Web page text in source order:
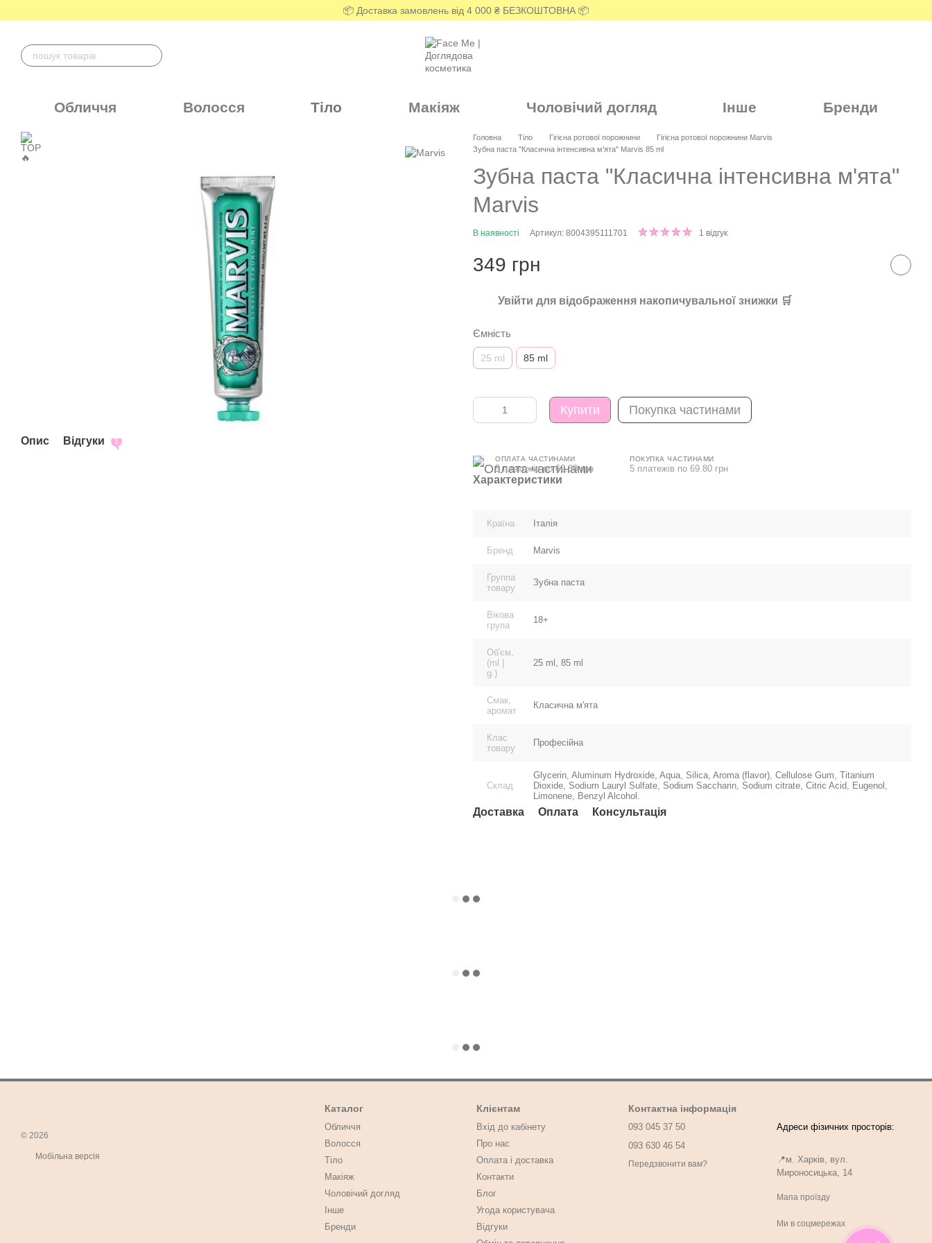
📦 Доставка замовлень від 4 000 ₴ БЕЗКОШТОВНА 📦
Обличчя Волосся Тіло Макіяж Чоловічий догляд Інше Бренди
Опис Відгуки 1
Головна Тіло Гігієна ротової порожнини
Гігієна ротової порожнини Marvis
Зубна паста "Класична інтенсивна м'ята" Marvis 85 ml
Зубна паста "Класична інтенсивна м'ята"
Marvis
В наявності Артикул: 8004395111701 1 відгук
349 грн
Увійти для відображення накопичувальної знижки 🛒
Ємність
25 ml 85 ml
Купити Покупка частинами
ОПЛАТА ЧАСТИНАМИ
5 платежів по 69.80 грн
ПОКУПКА ЧАСТИНАМИ
5 платежів по 69.80 грн
Характеристики
Країна Італія
Бренд Marvis
Группа
товару
Зубна паста
Вікова
група
18+
Об'єм,
(ml |
g.)
25 ml, 85 ml
Смак,
аромат
Класична м'ята
Клас
товару
Професійна
Склад
Glycerin, Aluminum Hydroxide, Aqua, Silica, Aroma (flavor), Cellulose Gum, Titanium
Dioxide, Sodium Lauryl Sulfate, Sodium Saccharin, Sodium citrate, Citric Acid, Eugenol,
Limonene, Benzyl Alcohol.
Доставка Оплата Консультація
© 2026
Мобільна версія
Каталог
Обличчя
Волосся
Тіло
Макіяж
Чоловічий догляд
Інше
Бренди
Клієнтам
Вхід до кабінету
Про нас
Оплата і доставка
Контакти
Блог
Угода користувача
Відгуки
Контактна інформація
093 045 37 50
093 630 46 54
Передзвонити вам?
📍м. Харків, вул.
Мироносицька, 14
Мапа проїзду
Ми в соцмережах